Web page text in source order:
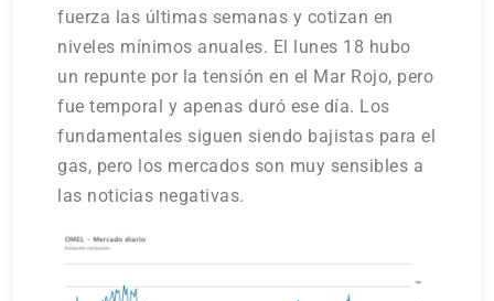
fuerza las últimas semanas y cotizan en
niveles mínimos anuales. El lunes 18 hubo
un repunte por la tensión en el Mar Rojo, pero
fue temporal y apenas duró ese día. Los
fundamentales siguen siendo bajistas para el
gas, pero los mercados son muy sensibles a
las noticias negativas.